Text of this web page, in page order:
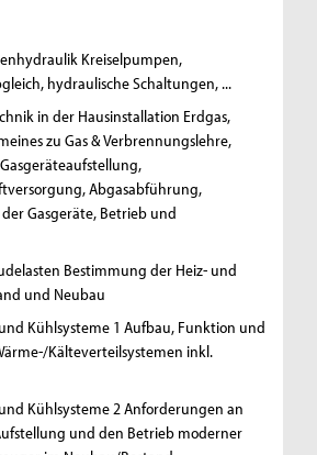
Kreiselpumpen,
hydraulische Schaltungen, ...
in der Hausinstallation Erdgas,
zu Gas & Verbrennungslehre,
Abgasabführung,
Gasgeräte, Betrieb und
Bestimmung der Heiz- und
und Neubau
Kühlsysteme 1 Aufbau, Funktion und
Kälteverteilsystemen inkl.
Kühlsysteme 2Anforderungen an
und den Betrieb moderner